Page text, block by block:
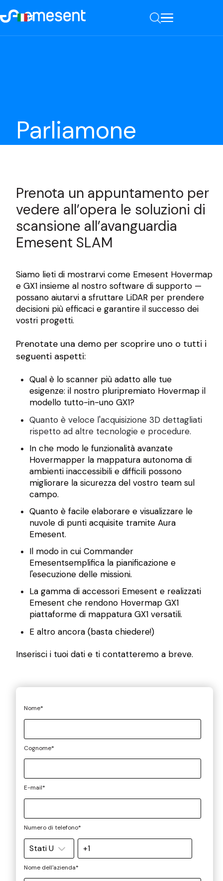
Parliamone
Prenota un appuntamento per
vedere all’opera le soluzioni di
scansione all’avanguardia
Emesent SLAM
Siamo lieti di mostrarvi come Emesent Hovermap
e GX1 insieme al nostro software di supporto —
possano aiutarvi a sfruttare LiDAR per prendere
decisioni più efficaci e garantire il successo dei
vostri progetti.
Prenotate una demo per scoprire uno o tutti i
seguenti aspetti:
Qual è lo scanner più adatto alle tue
esigenze: il nostro pluripremiato Hovermap il
modello tutto-in-uno GX1?
Quanto è veloce l'acquisizione 3D dettagliati
rispetto ad altre tecnologie e procedure.
In che modo le funzionalità avanzate
Hovermapper la mappatura autonoma di
ambienti inaccessibili e difficili possono
migliorare la sicurezza del vostro team sul
campo.
Quanto è facile elaborare e visualizzare le
nuvole di punti acquisite tramite Aura
Emesent.
Il modo in cui Commander
Emesentsemplifica la pianificazione e
l'esecuzione delle missioni.
La gamma di accessori Emesent e realizzati
Emesent che rendono Hovermap GX1
piattaforme di mappatura GX1 versatili.
E altro ancora (basta chiedere!)
Inserisci i tuoi dati e ti contatteremo a breve.
Nome*
Cognome*
E-mail*
Numero di telefono*
Nome dell'azienda*
IT